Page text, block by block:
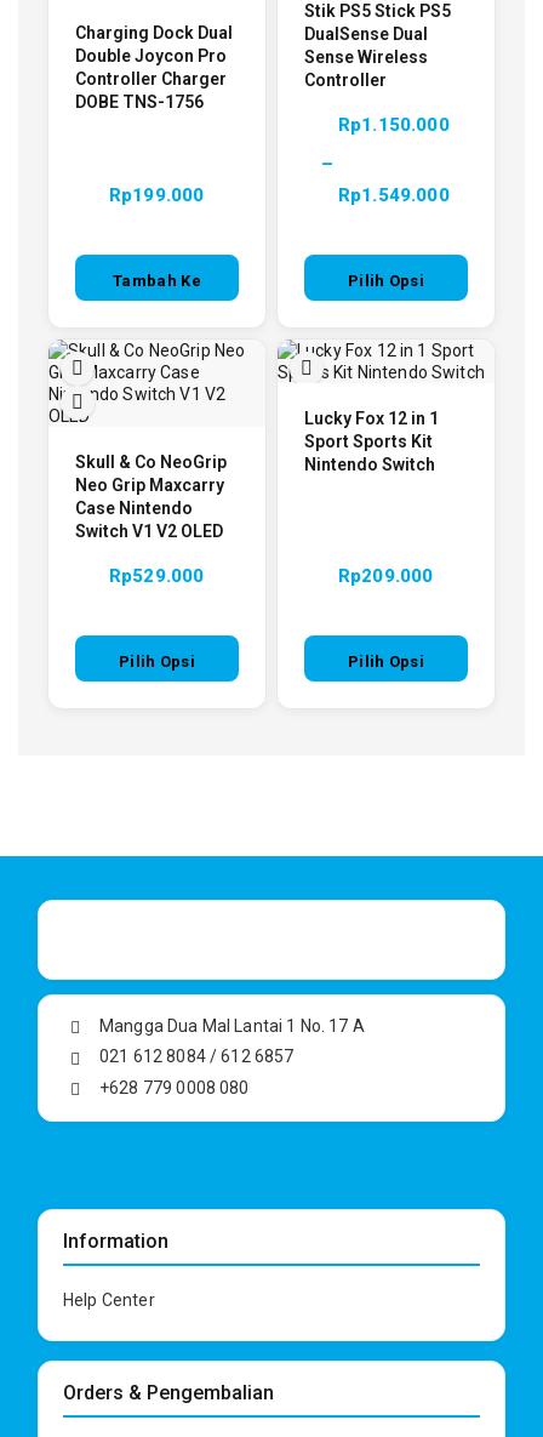
Charging Dock Dual
Double Joycon Pro
Controller Charger
DOBE TNS-1756
Rp199.000
Tambah Ke
Stik PS5 Stick PS5
DualSense Dual
Sense Wireless
Controller
Rp1.150.000
–
Rp1.549.000
Pilih Opsi
Skull & Co NeoGrip
Neo Grip Maxcarry
Case Nintendo
Switch V1 V2 OLED
Rp529.000
Pilih Opsi
Lucky Fox 12 in 1
Sport Sports Kit
Nintendo Switch
Rp209.000
Pilih Opsi
Mangga Dua Mal Lantai 1 No. 17 A
021 612 8084 / 612 6857
+628 779 0008 080
Information
Help Center
Orders & Pengembalian